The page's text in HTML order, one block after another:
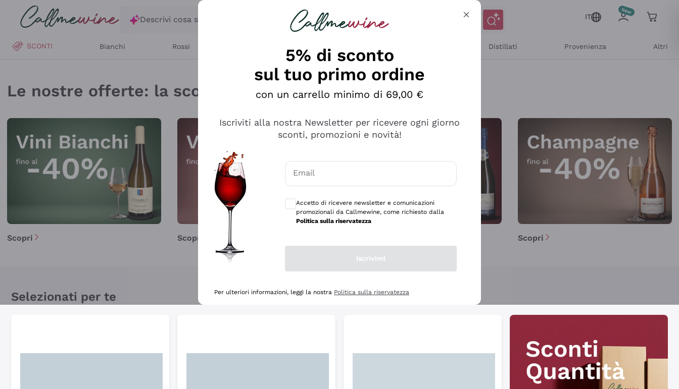
Salta al contenuto principale
Descrivi cosa stai cercando
IT
SCONTI Bianchi Rossi Distillati Provenienza Altri
Callmewine: Vendita Vino Online, Enoteca e Shop Online
Le nostre offerte: la scorta perfetta inizia da qui!
Scopri Scopri Scopri
Selezionati per te
5% di sconto
sul tuo primo ordine
con un carrello minimo di 69,00 €
Iscriviti alla nostra Newsletter per ricevere ogni giorno
sconti, promozioni e novità!
Email
Consensi opzionali per ricevere comunicazioni e offerte personalizzate
Accetto di ricevere newsletter e comunicazioni
promozionali da Callmewine, come richiesto dalla
Politica sulla riservatezza
Iscrivimi
Per ulteriori informazioni, leggi la nostra Politica sulla riservatezza